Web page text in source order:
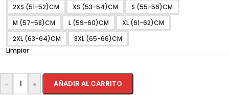
2XS (51-52)CM XS (53-54)CM
S (55-56)CM
M (57-58)CM
L (59-60)CM
XL (61-62)CM
2XL (63-64)CM
3XL (65-66)CM
Limpiar
- + AÑADIR AL CARRITO